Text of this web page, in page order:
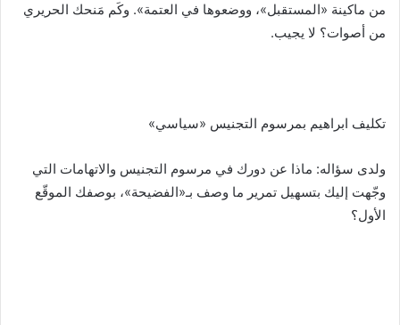
من ماكينة «المستقبل»، ووضعوها في العتمة». وكَم مَنحك الحريري
من أصوات؟ لا يجيب.
تكليف ابراهيم بمرسوم التجنيس «سياسي»
ولدى سؤاله: ماذا عن دورك في مرسوم التجنيس والاتهامات التي
وجّهت إليك بتسهيل تمرير ما وصف بـ«الفضيحة»، بوصفك الموقّع
الأول؟